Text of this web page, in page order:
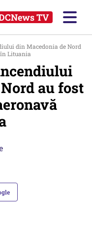
TV
din Macedonia de Nord
Lituania
au fost